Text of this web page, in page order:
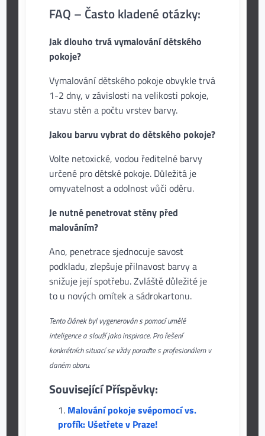
FAQ – Často kladené otázky:
Jak dlouho trvá vymalování dětského
pokoje?
Vymalování dětského pokoje obvykle trvá
1-2 dny, v závislosti na velikosti pokoje,
stavu stěn a počtu vrstev barvy.
Jakou barvu vybrat do dětského pokoje?
Volte netoxické, vodou ředitelné barvy
určené pro dětské pokoje. Důležitá je
omyvatelnost a odolnost vůči oděru.
Je nutné penetrovat stěny před
malováním?
Ano, penetrace sjednocuje savost
podkladu, zlepšuje přilnavost barvy a
snižuje její spotřebu. Zvláště důležité je
to u nových omítek a sádrokartonu.
Tento článek byl vygenerován s pomocí umělé
inteligence a slouží jako inspirace. Pro řešení
konkrétních situací se vždy poraďte s profesionálem v
daném oboru.
Související Příspěvky:
Malování pokoje svépomocí vs.
profík: Ušetřete v Praze!